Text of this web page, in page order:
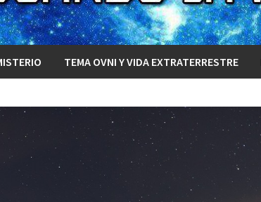
TEMA OVNI Y VIDA EXTRATERRESTRE